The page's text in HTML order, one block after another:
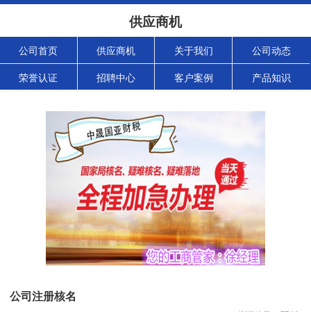
供应商机
公司首页 供应商机 关于我们 公司动态
荣誉认证 招聘中心 客户案例 产品知识
公司注册核名